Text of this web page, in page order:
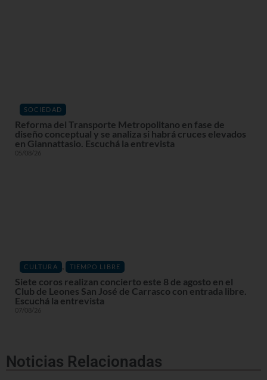
SOCIEDAD
Reforma del Transporte Metropolitano en fase de
diseño conceptual y se analiza si habrá cruces elevados
en Giannattasio. Escuchá la entrevista
05/08/26
CULTURA , TIEMPO LIBRE
Siete coros realizan concierto este 8 de agosto en el
Club de Leones San José de Carrasco con entrada libre.
Escuchá la entrevista
07/08/26
Noticias Relacionadas